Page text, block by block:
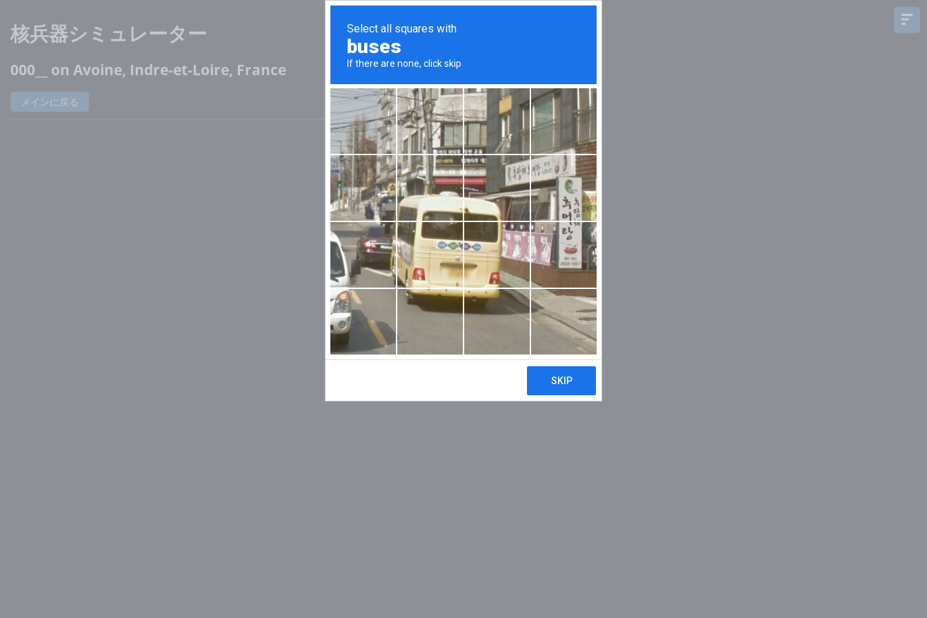
核兵器シミュレーター
000__ on Avoine, Indre-et-Loire, France
メインに戻る